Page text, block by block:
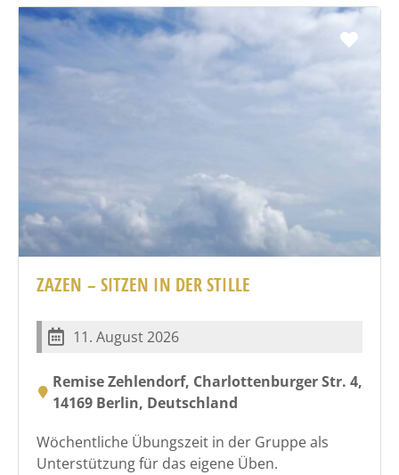
ZAZEN – SITZEN IN DER STILLE
11. August 2026
Remise Zehlendorf, Charlottenburger Str. 4,
14169 Berlin, Deutschland
Wöchentliche Übungszeit in der Gruppe als
Unterstützung für das eigene Üben.